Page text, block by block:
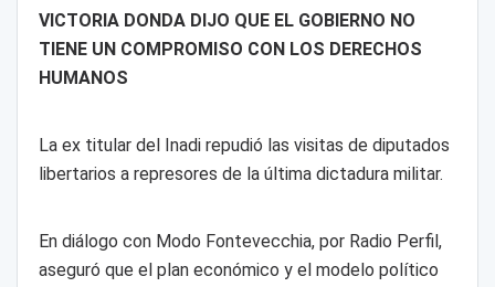
VICTORIA DONDA DIJO QUE EL GOBIERNO NO
TIENE UN COMPROMISO CON LOS DERECHOS
HUMANOS
La ex titular del Inadi repudió las visitas de diputados
libertarios a represores de la última dictadura militar.
En diálogo con Modo Fontevecchia, por Radio Perfil,
aseguró que el plan económico y el modelo político